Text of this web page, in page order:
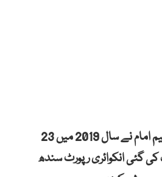
کراچی: آئی جی سندھ کلیم امام نے سال 2019 میں 23
گئی انکوائری رپورٹ سندھ